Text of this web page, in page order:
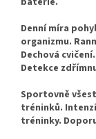
Denní míra
organizmu.
Dechová
Detekce
Sportovně
tréninků.
tréninky.